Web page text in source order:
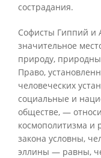
сострадания.
Софисты Гиппий и
значительное
природу,
Право,
человеческих
социальные и
обществе, —
космополитизма и
закона условны,
эллины — равны,